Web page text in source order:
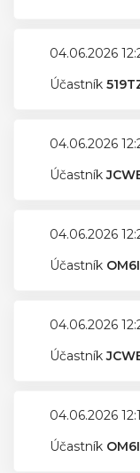
04.06.2026
Účastník
04.06.2026
Účastník
04.06.2026
Účastník
04.06.2026
Účastník
04.06.2026
Účastník